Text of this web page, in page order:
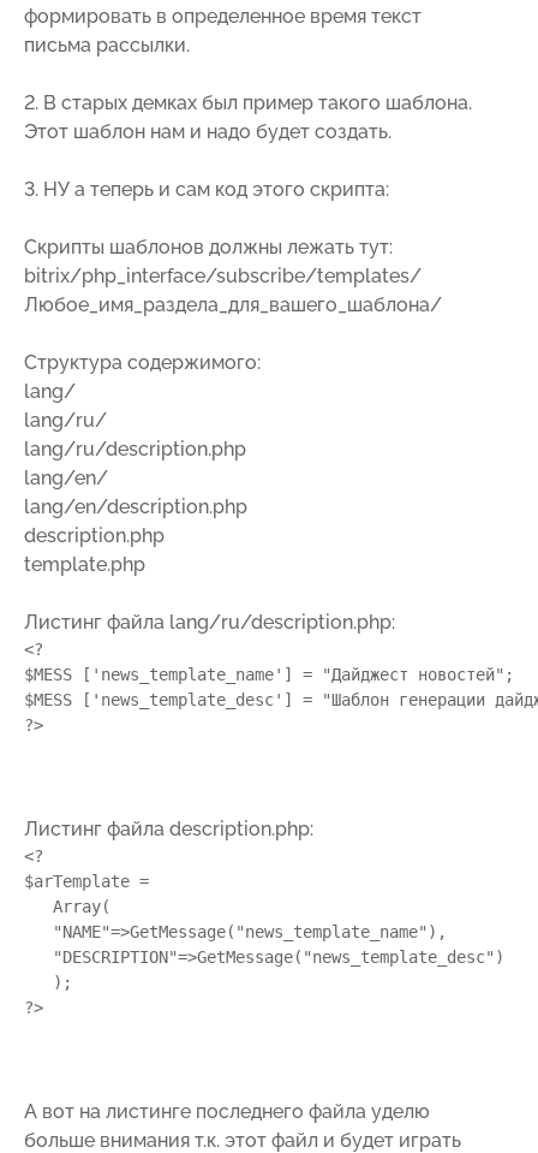
формировать в определенное время текст
письма рассылки.
2. В старых демках был пример такого шаблона.
Этот шаблон нам и надо будет создать.
3. НУ а теперь и сам код этого скрипта:
Скрипты шаблонов должны лежать тут:
bitrix/php_interface/subscribe/templates/
Любое_имя_раздела_для_вашего_шаблона/
Структура содержимого:
lang/
lang/ru/
lang/ru/description.php
lang/en/
lang/en/description.php
description.php
template.php
Листинг файла lang/ru/description.php:
<?
$MESS ['news_template_name'] = "Дайджест новостей";
$MESS ['news_template_desc'] = "Шаблон генерации
Листинг файла description.php:
<?
$arTemplate =
Array(
"NAME"=>GetMessage("news_template_name"),
"DESCRIPTION"=>GetMessage("news_template_desc")
);
А вот на листинге последнего файла уделю
больше внимания т.к. этот файл и будет играть